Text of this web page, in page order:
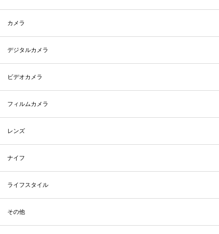
カメラ
デジタルカメラ
ビデオカメラ
フィルムカメラ
レンズ
ナイフ
ライフスタイル
その他